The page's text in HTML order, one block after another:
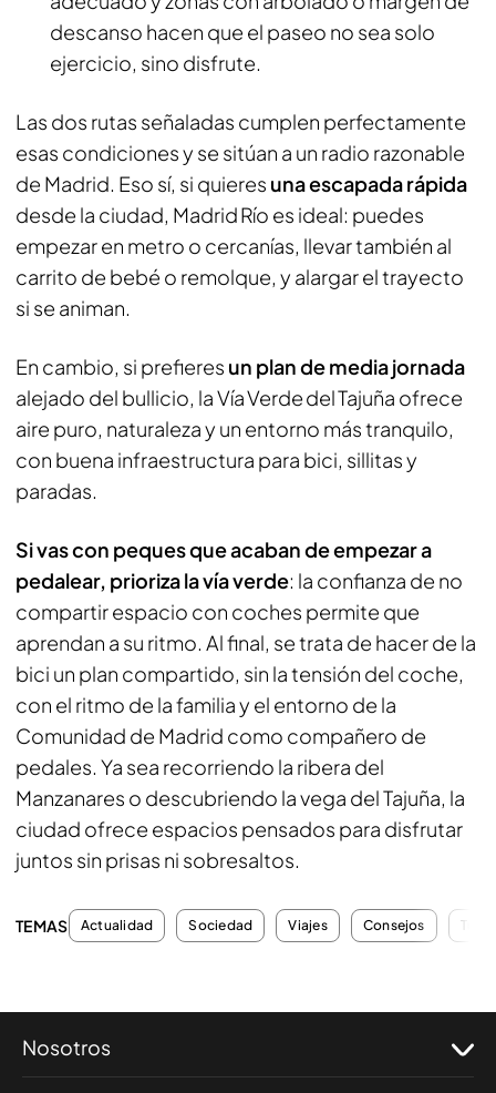
descanso hacen que el paseo no sea solo
ejercicio, sino disfrute.
Las dos rutas señaladas cumplen perfectamente
esas condiciones y se sitúan a un radio razonable
de Madrid. Eso sí, si quieres una escapada rápida
desde la ciudad, Madrid Río es ideal: puedes
empezar en metro o cercanías, llevar también al
carrito de bebé o remolque, y alargar el trayecto
si se animan.
En cambio, si prefieres un plan de media jornada
alejado del bullicio, la Vía Verde del Tajuña ofrece
aire puro, naturaleza y un entorno más tranquilo,
con buena infraestructura para bici, sillitas y
paradas.
Si vas con peques que acaban de empezar a
pedalear, prioriza la vía verde: la confianza de no
compartir espacio con coches permite que
aprendan a su ritmo. Al final, se trata de hacer de la
bici un plan compartido, sin la tensión del coche,
con el ritmo de la familia y el entorno de la
Comunidad de Madrid como compañero de
pedales. Ya sea recorriendo la ribera del
Manzanares o descubriendo la vega del Tajuña, la
ciudad ofrece espacios pensados para disfrutar
juntos sin prisas ni sobresaltos.
TEMAS Actualidad Sociedad Viajes Consejos
Nosotros